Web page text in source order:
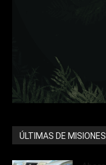
ÚLTIMAS DE MISIONES